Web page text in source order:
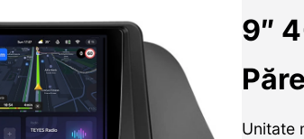
9″
Unitate